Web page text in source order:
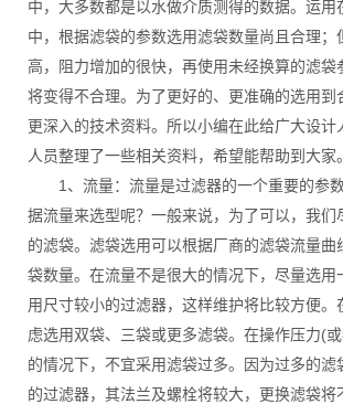
中，大多数都是以水做介质测得的数据。运用
中，根据滤袋的参数选用滤袋数量尚且合理；
高，阻力增加的很快，再使用未经换算的滤袋
将变得不合理。为了更好的、更准确的选用到
更深入的技术资料。所以小编在此给广大设计
人员整理了一些相关资料，希望能帮助到大家。
1、流量：流量是过滤器的一个重要的参
据流量来选型呢？一般来说，为了可以，我们
的滤袋。滤袋选用可以根据厂商的滤袋流量曲
袋数量。在流量不是很大的情况下，尽量选用
用尺寸较小的过滤器，这样维护将比较方便。
虑选用双袋、三袋或更多滤袋。在操作压力(
的情况下，不宜采用滤袋过多。因为过多的滤
的过滤器，其法兰及螺栓将较大，更换滤袋将